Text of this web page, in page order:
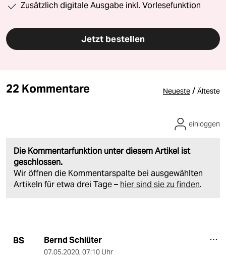
Zusätzlich digitale Ausgabe inkl. Vorlesefunktion
Jetzt bestellen
22 Kommentare Neueste / Älteste
Die Kommentarfunktion unter diesem Artikel ist
geschlossen.
Wir öffnen die Kommentarspalte bei ausgewählten
Artikeln für etwa drei Tage – hier sind sie zu finden.
einloggen
BS Bernd Schlüter
07.05.2020, 07:10 Uhr